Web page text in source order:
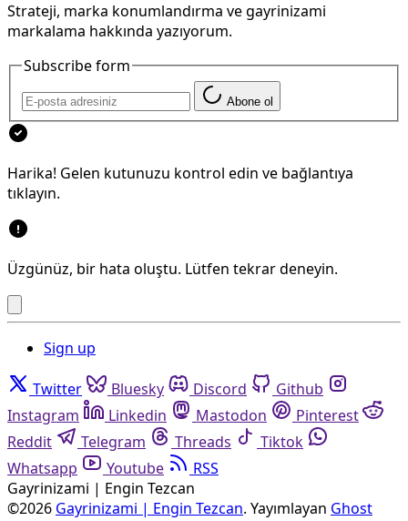
Strateji, marka konumlandırma ve gayrinizami
markalama hakkında yazıyorum.
Subscribe form
Abone ol
Harika! Gelen kutunuzu kontrol edin ve bağlantıya
tıklayın.
Üzgünüz, bir hata oluştu. Lütfen tekrar deneyin.
Sign up
Twitter Bluesky Discord
Github
Instagram
Linkedin Mastodon
Pinterest
Reddit
Telegram Threads
Tiktok
Whatsapp
Youtube
RSS
Gayrinizami | Engin Tezcan
©2026 Gayrinizami | Engin Tezcan. Yayımlayan Ghost